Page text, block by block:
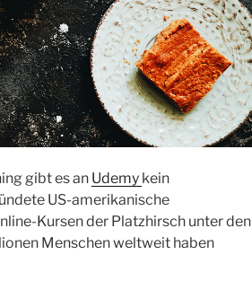
gibt es an Udemy kein
US-amerikanische
Kursen der Platzhirsch unter den
Menschen weltweit haben